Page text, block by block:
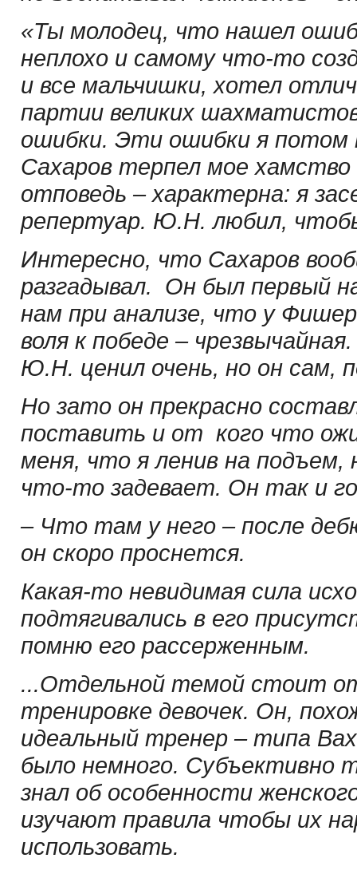
«Ты молодец, что нашел
неплохо и самому что-то
и все мальчишки, хотел
партии великих
ошибки. Эти ошибки я потом
Сахаров терпел мое хамство
отповедь – характерна: я
репертуар. Ю.Н. любил,
Интересно, что Сахаров
разгадывал. Он был первый
нам при анализе, что у
воля к победе –
Ю.Н. ценил очень, но он сам,
Но зато он прекрасно
поставить и от кого что
меня, что я ленив на подъем,
что-то задевает. Он так и
– Что там у него – после
он скоро проснется.
Какая-то невидимая сила
подтягивались в его
помню его рассерженным.
...Отдельной темой стоит
тренировке девочек. Он,
идеальный тренер – типа
было немного. Субъективно
знал об особенности
изучают правила чтобы их
использовать.